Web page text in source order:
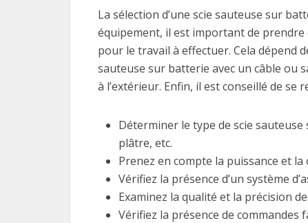
La sélection d’une scie sauteuse sur
équipement, il est important de
pour le travail à effectuer. Cela dépend
sauteuse sur batterie avec un câble ou
à l’extérieur. Enfin, il est conseillé de
Déterminer le type de scie
plâtre, etc.
Prenez en compte la puissance et
Vérifiez la présence d’un système
Examinez la qualité et la précision
Vérifiez la présence de commandes